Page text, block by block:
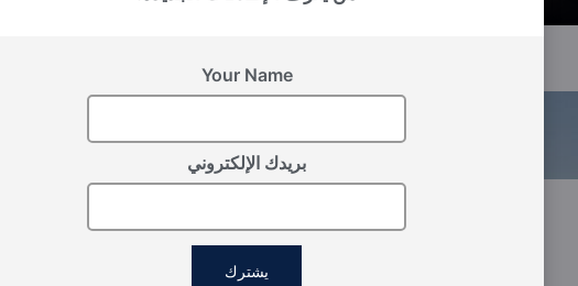
سجل اهتمامك
Your Name
بريدك الإلكتروني
يشترك